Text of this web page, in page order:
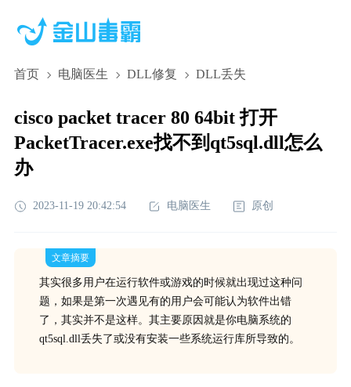
首页 电脑医生 DLL修复 DLL丢失
cisco packet tracer 80 64bit 打开
PacketTracer.exe找不到qt5sql.dll怎么
办
2023-11-19 20:42:54 电脑医生 原创
文章摘要
其实很多用户在运行软件或游戏的时候就出现过这种问
题，如果是第一次遇见有的用户会可能认为软件出错
了，其实并不是这样。其主要原因就是你电脑系统的
qt5sql.dll丢失了或没有安装一些系统运行库所导致的。